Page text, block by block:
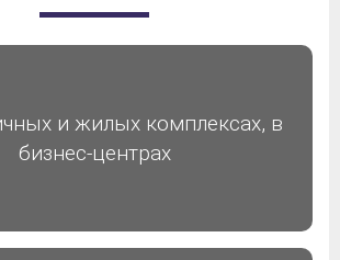
и жилых комплексах, в
бизнес-центрах